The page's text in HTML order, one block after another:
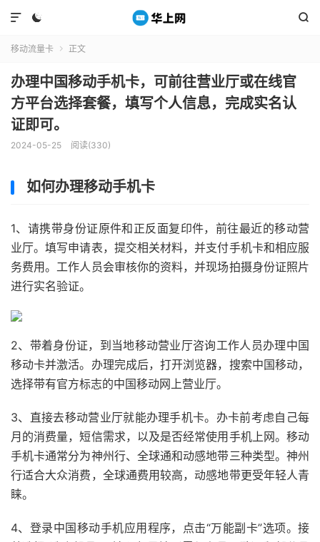
 

移动流量卡  正文
办理中国移动手机卡，可前往营业厅或在线官
方平台选择套餐，填写个人信息，完成实名认
证即可。
2024-05-25 阅读(330)
如何办理移动手机卡
1、请携带身份证原件和正反面复印件，前往最近的移动营
业厅。填写申请表，提交相关材料，并支付手机卡和相应服
务费用。工作人员会审核你的资料，并现场拍摄身份证照片
进行实名验证。
2、带着身份证，到当地移动营业厅咨询工作人员办理中国
移动卡并激活。办理完成后，打开浏览器，搜索中国移动，
选择带有官方标志的中国移动网上营业厅。
3、直接去移动营业厅就能办理手机卡。办卡前考虑自己每
月的消费量，短信需求，以及是否经常使用手机上网。移动
手机卡通常分为神州行、全球通和动感地带三种类型。神州
行适合大众消费，全球通费用较高，动感地带更受年轻人青
睐。
4、登录中国移动手机应用程序，点击“万能副卡”选项。接